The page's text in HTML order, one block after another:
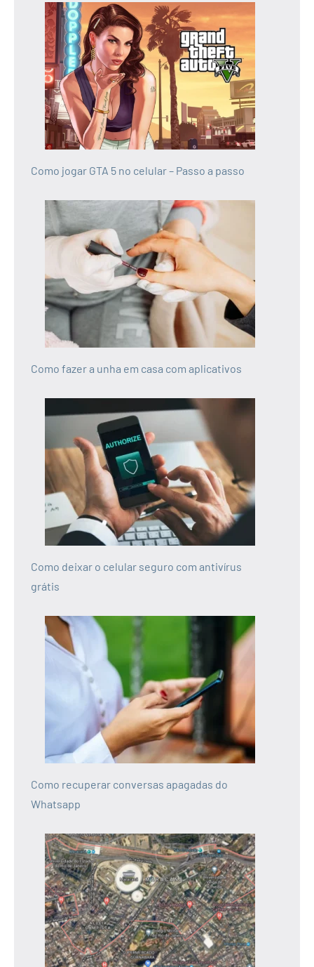
Como jogar GTA 5 no celular – Passo a passo
Como fazer a unha em casa com aplicativos
Como deixar o celular seguro com antivírus
grátis
Como recuperar conversas apagadas do
Whatsapp